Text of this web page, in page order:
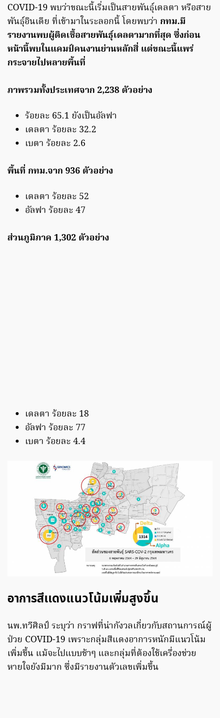
COVID-19 พบว่าขณะนี้เริ่มเป็นสายพันธุ์เดลตา หรือสาย
พันธุ์อินเดีย ที่เข้ามาในระลอกนี้ โดยพบว่า กทม.มี
รายงานพบผู้ติดเชื้อสายพันธุ์เดลตามากที่สุด ซึ่งก่อน
หน้านี้พบในแคมป์คนงานย่านหลักสี่ แต่ขณะนี้แพร่
กระจายไปหลายพื้นที่
ภาพรวมทั้งประเทศจาก 2,238 ตัวอย่าง
ร้อยละ 65.1 ยังเป็นอัลฟา
เดลตา ร้อยละ 32.2
เบตา ร้อยละ 2.6
พื้นที่ กทม.จาก 936 ตัวอย่าง
เดลตา ร้อยละ 52
อัลฟา ร้อยละ 47
ส่วนภูมิภาค 1,302 ตัวอย่าง
เดลตา ร้อยละ 18
อัลฟา ร้อยละ 77
เบตา ร้อยละ 4.4
อาการสีเเดงแนวโน้มเพิ่มสูงขึ้น
นพ.ทวีศิลป์ ระบุว่า กราฟที่น่ากังวลเกี่ยวกับสถานการณ์ผู้
ป่วย COVID-19 เพราะกลุ่มสีแดงอาการหนักมีแนวโน้ม
เพิ่มขึ้น แม้จะไปแบบช้าๆ และกลุ่มที่ต้องใช้เครื่องช่วย
หายใจยังมีมาก ซึ่งมีรายงานตัวเลขเพิ่มขึ้น